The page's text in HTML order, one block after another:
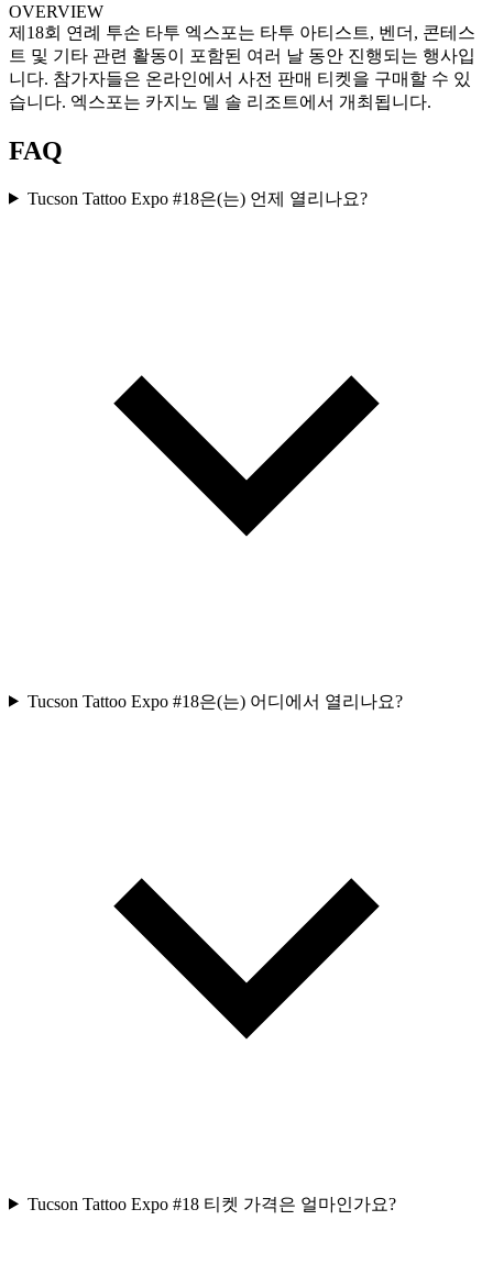
OVERVIEW
제18회 연례 투손 타투 엑스포는 타투 아티스트, 벤더, 콘테스
트 및 기타 관련 활동이 포함된 여러 날 동안 진행되는 행사입
니다. 참가자들은 온라인에서 사전 판매 티켓을 구매할 수 있
습니다. 엑스포는 카지노 델 솔 리조트에서 개최됩니다.
FAQ
Tucson Tattoo Expo #18은(는) 언제 열리나요?
Tucson Tattoo Expo #18은(는) 어디에서 열리나요?
Tucson Tattoo Expo #18 티켓 가격은 얼마인가요?